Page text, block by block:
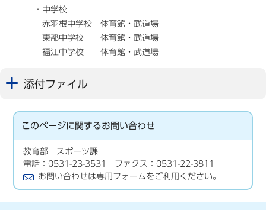
・中学校
赤羽根中学校 体育館・武道場
東部中学校 体育館・武道場
福江中学校 体育館・武道場
添付ファイル
このページに関するお問い合わせ
教育部 スポーツ課
電話：0531-23-3531 ファクス：0531-22-3811
お問い合わせは専用フォームをご利用ください。